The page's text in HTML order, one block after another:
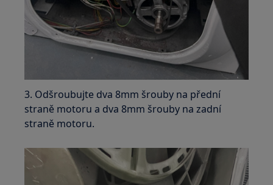
3. Odšroubujte dva 8mm šrouby na přední
straně motoru a dva 8mm šrouby na zadní
straně motoru.